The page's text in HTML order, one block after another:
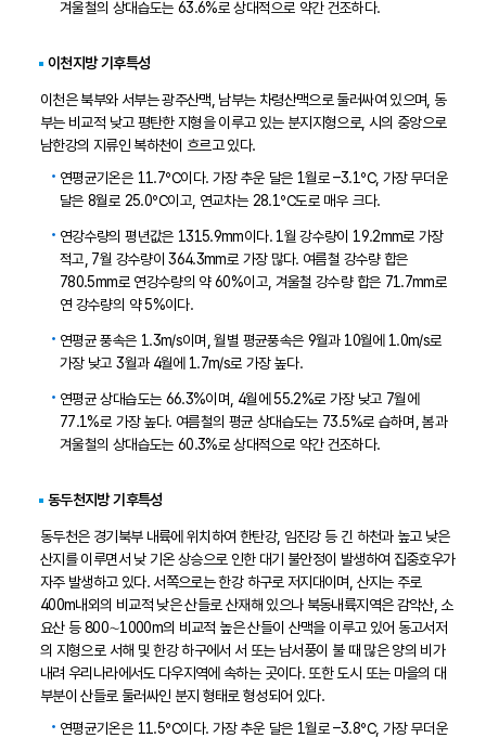
겨울철의 상대습도는 63.6%로 상대적으로 약간 건조하다.
이천지방 기후특성
이천은 북부와 서부는 광주산맥, 남부는 차령산맥으로 둘러싸여 있으며, 동
부는 비교적 낮고 평탄한 지형을 이루고 있는 분지지형으로, 시의 중앙으로
남한강의 지류인 복하천이 흐르고 있다.
연평균기온은 11.7℃이다. 가장 추운 달은 1월로 –3.1℃, 가장 무더운
달은 8월로 25.0℃이고, 연교차는 28.1℃도로 매우 크다.
연강수량의 평년값은 1315.9mm이다. 1월 강수량이 19.2mm로 가장
적고, 7월 강수량이 364.3mm로 가장 많다. 여름철 강수량 합은
780.5mm로 연강수량의 약 60%이고, 겨울철 강수량 합은 71.7mm로
연 강수량의 약 5%이다.
연평균 풍속은 1.3m/s이며, 월별 평균풍속은 9월과 10월에 1.0m/s로
가장 낮고 3월과 4월에 1.7m/s로 가장 높다.
연평균 상대습도는 66.3%이며, 4월에 55.2%로 가장 낮고 7월에
77.1%로 가장 높다. 여름철의 평균 상대습도는 73.5%로 습하며, 봄과
겨울철의 상대습도는 60.3%로 상대적으로 약간 건조하다.
동두천지방 기후특성
동두천은 경기북부 내륙에 위치하여 한탄강, 임진강 등 긴 하천과 높고 낮은
산지를 이루면서 낮 기온 상승으로 인한 대기 불안정이 발생하여 집중호우가
자주 발생하고 있다. 서쪽으로는 한강 하구로 저지대이며, 산지는 주로
400m내외의 비교적 낮은 산들로 산재해 있으나 북동내륙지역은 감악산, 소
요산 등 800∼1000m의 비교적 높은 산들이 산맥을 이루고 있어 동고서저
의 지형으로 서해 및 한강 하구에서 서 또는 남서풍이 불 때 많은 양의 비가
내려 우리나라에서도 다우지역에 속하는 곳이다. 또한 도시 또는 마을의 대
부분이 산들로 둘러싸인 분지 형태로 형성되어 있다.
연평균기온은 11.5℃이다. 가장 추운 달은 1월로 –3.8℃, 가장 무더운